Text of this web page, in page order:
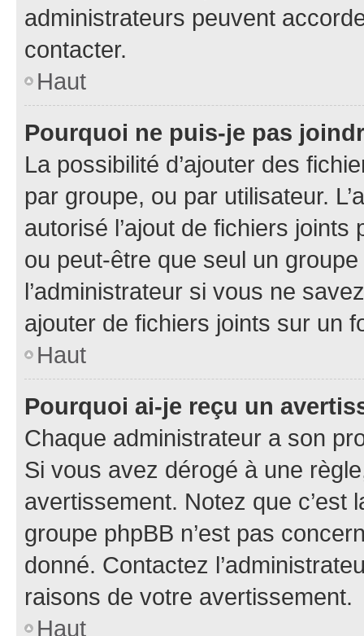
administrateurs peuvent
contacter.
Haut
Pourquoi ne puis-je pas
La possibilité d’ajouter des
par groupe, ou par utilisateur.
autorisé l’ajout de fichiers
ou peut-être que seul un
l’administrateur si vous ne
ajouter de fichiers joints sur un
Haut
Pourquoi ai-je reçu un
Chaque administrateur a son
Si vous avez dérogé à une
avertissement. Notez que c’est
groupe phpBB n’est pas
donné. Contactez
raisons de votre avertissement.
Haut